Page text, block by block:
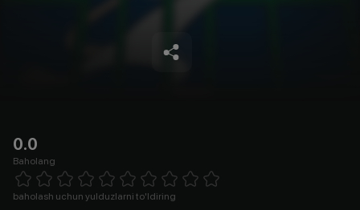
0.0
Baholang
1 Star 2 Stars 3 Stars 4 Stars5 Stars 6 Stars7 Stars8 Stars
baholash uchun yulduzlarni to'ldiring